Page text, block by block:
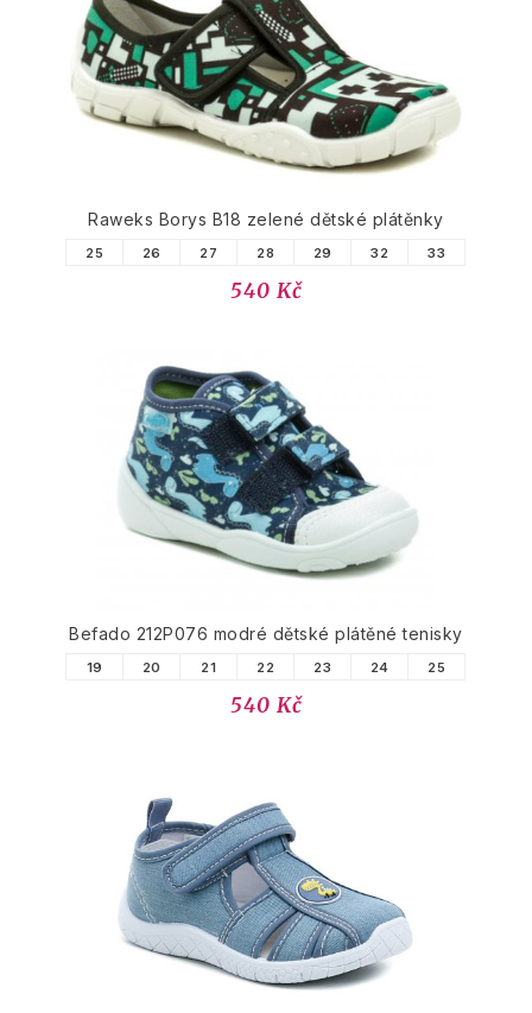
PODOBNÉ PRODUKTY
Raweks Borys B18 zelené dětské plátěnky
25 26 27 28 29 32 33
540 Kč
Befado 212P076 modré dětské plátěné tenisky
19 20 21 22 23 24 25
540 Kč